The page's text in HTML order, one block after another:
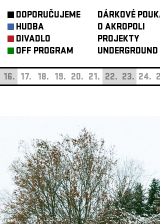
DOPORUČUJEME
HUDBA
DIVADLO
OFF PROGRAM
DÁRKOVÉ
O AKROPOLI
PROJEKTY
UNDERGROUND
16. 17. 18. 19. 20. 21. 22. 23. 24.